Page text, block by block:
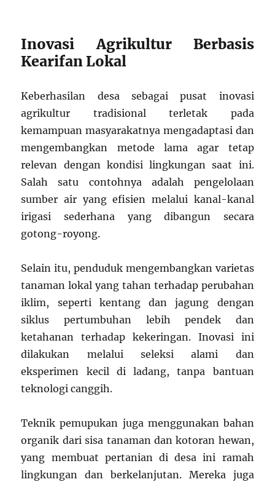
Inovasi Agrikultur Berbasis
Kearifan Lokal
Keberhasilan desa sebagai pusat inovasi
agrikultur tradisional terletak pada
kemampuan masyarakatnya mengadaptasi dan
mengembangkan metode lama agar tetap
relevan dengan kondisi lingkungan saat ini.
Salah satu contohnya adalah pengelolaan
sumber air yang efisien melalui kanal-kanal
irigasi sederhana yang dibangun secara
gotong-royong.
Selain itu, penduduk mengembangkan varietas
tanaman lokal yang tahan terhadap perubahan
iklim, seperti kentang dan jagung dengan
siklus pertumbuhan lebih pendek dan
ketahanan terhadap kekeringan. Inovasi ini
dilakukan melalui seleksi alami dan
eksperimen kecil di ladang, tanpa bantuan
teknologi canggih.
Teknik pemupukan juga menggunakan bahan
organik dari sisa tanaman dan kotoran hewan,
yang membuat pertanian di desa ini ramah
lingkungan dan berkelanjutan. Mereka juga